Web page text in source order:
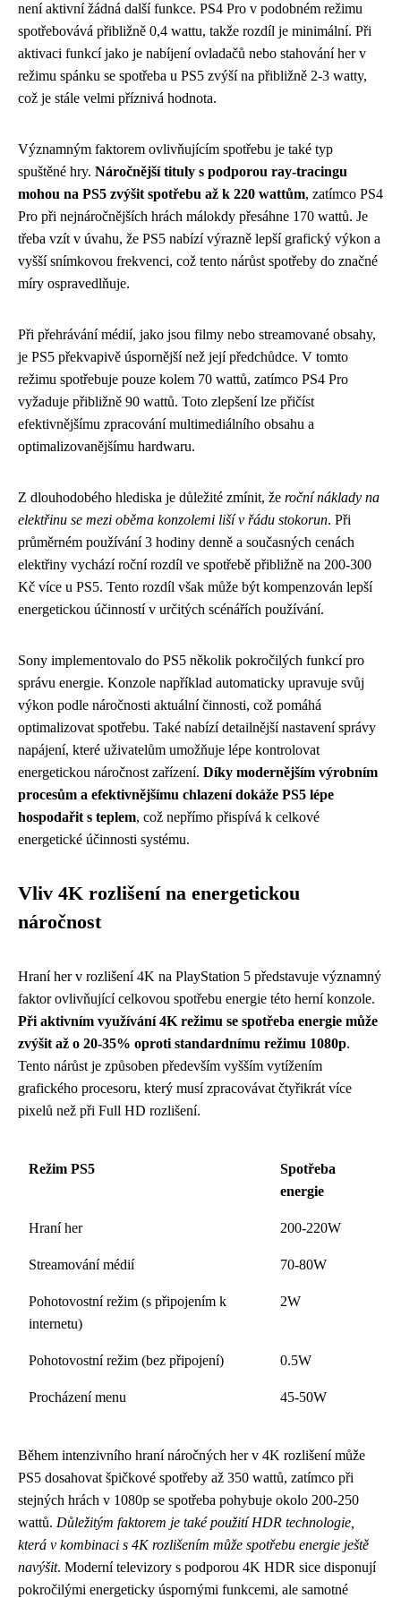
není aktivní žádná další funkce. PS4 Pro v podobném režimu
spotřebovává přibližně 0,4 wattu, takže rozdíl je minimální. Při
aktivaci funkcí jako je nabíjení ovladačů nebo stahování her v
režimu spánku se spotřeba u PS5 zvýší na přibližně 2-3 watty,
což je stále velmi příznivá hodnota.
Významným faktorem ovlivňujícím spotřebu je také typ
spuštěné hry. Náročnější tituly s podporou ray-tracingu
mohou na PS5 zvýšit spotřebu až k 220 wattům, zatímco PS4
Pro při nejnáročnějších hrách málokdy přesáhne 170 wattů. Je
třeba vzít v úvahu, že PS5 nabízí výrazně lepší grafický výkon a
vyšší snímkovou frekvenci, což tento nárůst spotřeby do značné
míry ospravedlňuje.
Při přehrávání médií, jako jsou filmy nebo streamované obsahy,
je PS5 překvapivě úspornější než její předchůdce. V tomto
režimu spotřebuje pouze kolem 70 wattů, zatímco PS4 Pro
vyžaduje přibližně 90 wattů. Toto zlepšení lze přičíst
efektivnějšímu zpracování multimediálního obsahu a
optimalizovanějšímu hardwaru.
Z dlouhodobého hlediska je důležité zmínit, že roční náklady na
elektřinu se mezi oběma konzolemi liší v řádu stokorun. Při
průměrném používání 3 hodiny denně a současných cenách
elektřiny vychází roční rozdíl ve spotřebě přibližně na 200-300
Kč více u PS5. Tento rozdíl však může být kompenzován lepší
energetickou účinností v určitých scénářích používání.
Sony implementovalo do PS5 několik pokročilých funkcí pro
správu energie. Konzole například automaticky upravuje svůj
výkon podle náročnosti aktuální činnosti, což pomáhá
optimalizovat spotřebu. Také nabízí detailnější nastavení správy
napájení, které uživatelům umožňuje lépe kontrolovat
energetickou náročnost zařízení. Díky modernějším výrobním
procesům a efektivnějšímu chlazení dokáže PS5 lépe
hospodařit s teplem, což nepřímo přispívá k celkové
energetické účinnosti systému.
Vliv 4K rozlišení na energetickou
náročnost
Hraní her v rozlišení 4K na PlayStation 5 představuje významný
faktor ovlivňující celkovou spotřebu energie této herní konzole.
Při aktivním využívání 4K režimu se spotřeba energie může
zvýšit až o 20-35% oproti standardnímu režimu 1080p.
Tento nárůst je způsoben především vyšším vytížením
grafického procesoru, který musí zpracovávat čtyřikrát více
pixelů než při Full HD rozlišení.
Režim PS5
Spotřeba
energie
Hraní her 200-220W
Streamování médií 70-80W
Pohotovostní režim (s připojením k
internetu)
2W
Pohotovostní režim (bez připojení) 0.5W
Procházení menu 45-50W
Během intenzivního hraní náročných her v 4K rozlišení může
PS5 dosahovat špičkové spotřeby až 350 wattů, zatímco při
stejných hrách v 1080p se spotřeba pohybuje okolo 200-250
wattů. Důležitým faktorem je také použití HDR technologie,
která v kombinaci s 4K rozlišením může spotřebu energie ještě
navýšit. Moderní televizory s podporou 4K HDR sice disponují
pokročilými energeticky úspornými funkcemi, ale samotné